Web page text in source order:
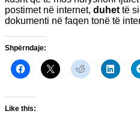
postimet në internet, duhet të
dokumenti në faqen tonë të
Shpërndaje:
Like this: